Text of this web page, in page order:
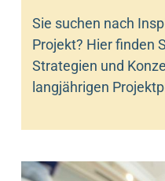
Sie suchen nach
Projekt? Hier finden
Strategien und
langjährigen